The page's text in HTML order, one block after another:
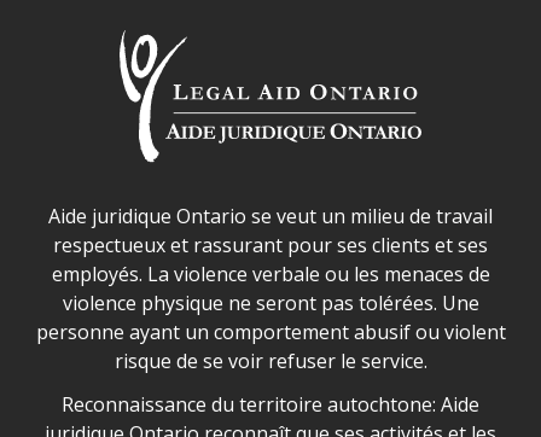
Déclaration sur la sécurité dans les locaux d'AJO.
Aide juridique Ontario se veut un milieu de travail
respectueux et rassurant pour ses clients et ses
employés. La violence verbale ou les menaces de
violence physique ne seront pas tolérées. Une
personne ayant un comportement abusif ou violent
risque de se voir refuser le service.
Legal Aid Ontario land acknowledgement
Reconnaissance du territoire autochtone: Aide